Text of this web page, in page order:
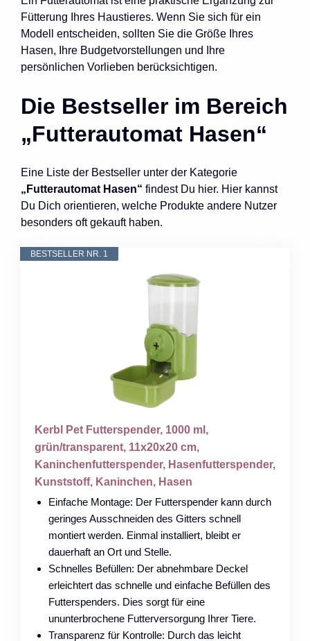
Fütterung Ihres Haustieres. Wenn Sie sich für ein
Modell entscheiden, sollten Sie die Größe Ihres
Hasen, Ihre Budgetvorstellungen und Ihre
persönlichen Vorlieben berücksichtigen.
Die Bestseller im Bereich
„Futterautomat Hasen“
Eine Liste der Bestseller unter der Kategorie
„Futterautomat Hasen“ findest Du hier. Hier kannst
Du Dich orientieren, welche Produkte andere Nutzer
besonders oft gekauft haben.
BESTSELLER NR. 1
Kerbl Pet Futterspender, 1000 ml,
grün/transparent, 11x20x20 cm,
Kaninchenfutterspender, Hasenfutterspender,
Kunststoff, Kaninchen, Hasen
Einfache Montage: Der Futterspender kann durch
geringes Ausschneiden des Gitters schnell
montiert werden. Einmal installiert, bleibt er
dauerhaft an Ort und Stelle.
Schnelles Befüllen: Der abnehmbare Deckel
erleichtert das schnelle und einfache Befüllen des
Futterspenders. Dies sorgt für eine
ununterbrochene Futterversorgung Ihrer Tiere.
Transparenz für Kontrolle: Durch das leicht